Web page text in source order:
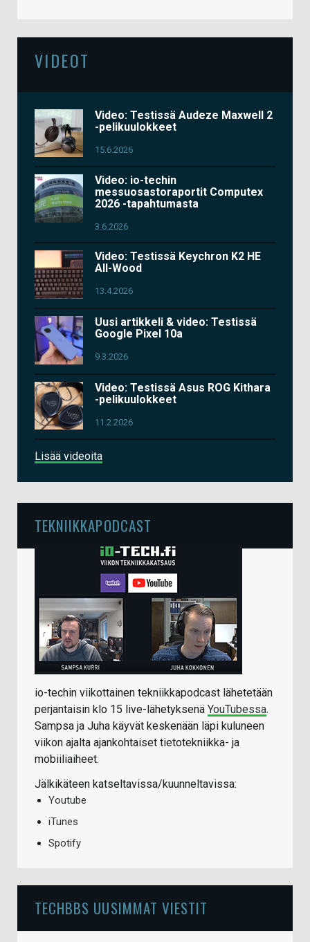
VIDEOT
Video: Testissä Audeze Maxwell 2
-pelikuulokkeet
15.6.2026
Video: io-techin
messuosastoraportit Computex
2026 -tapahtumasta
3.6.2026
Video: Testissä Keychron K2 HE
All-Wood
13.4.2026
Uusi artikkeli & video: Testissä
Google Pixel 10a
9.3.2026
Video: Testissä Asus ROG Kithara
-pelikuulokkeet
11.2.2026
Lisää videoita
TEKNIIKKAPODCAST
io-techin viikottainen tekniikkapodcast lähetetään
perjantaisin klo 15 live-lähetyksenä YouTubessa.
Sampsa ja Juha käyvät keskenään läpi kuluneen
viikon ajalta ajankohtaiset tietotekniikka- ja
mobiiliaiheet.
Jälkikäteen katseltavissa/kuunneltavissa:
Youtube
iTunes
Spotify
TECHBBS UUSIMMAT VIESTIT